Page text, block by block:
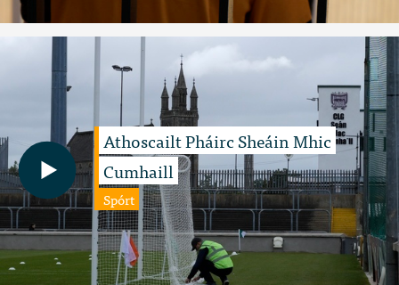
Athoscailt Pháirc Sheáin Mhic
Cumhaill
Spórt